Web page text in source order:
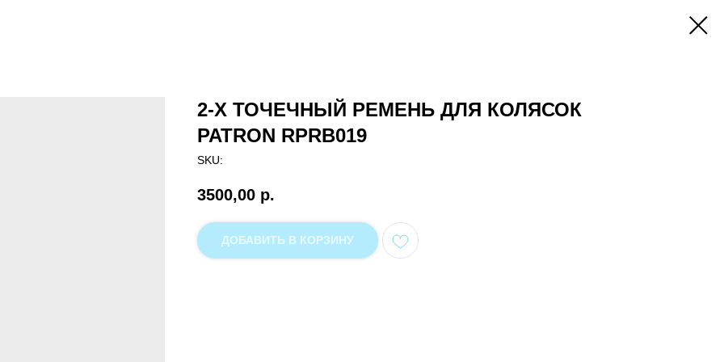
2-Х ТОЧЕЧНЫЙ РЕМЕНЬ ДЛЯ КОЛЯСОК
PATRON RPRB019
SKU:
3500,00 р.
ДОБАВИТЬ В КОРЗИНУ